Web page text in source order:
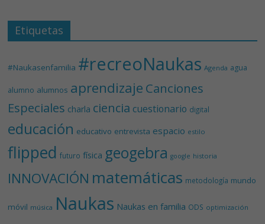
Etiquetas
#Naukasenfamilia #recreoNaukas Agenda agua
alumno alumnos aprendizaje Canciones
Especiales charla ciencia cuestionario digital
educación educativo entrevista espacio estilo
flipped futuro física geogebra google historia
INNOVACIÓN matemáticas metodología mundo
móvil música Naukas Naukas en familia ODS optimización